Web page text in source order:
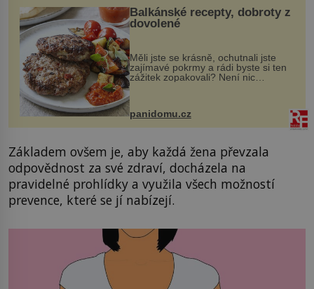
Balkánské recepty, dobroty z
dovolené
Měli jste se krásně, ochutnali jste
zajímavé pokrmy a rádi byste si ten
zážitek zopakovali? Není nic
snazšího. Pljeskavica (10 porcí)
Možná jste ji ochutnali na dovolené v
bývalé Jugoslávii, lze ji vi...
panidomu.cz
Základem ovšem je, aby každá žena převzala
odpovědnost za své zdraví, docházela na
pravidelné prohlídky a využila všech možností
prevence, které se jí nabízejí.